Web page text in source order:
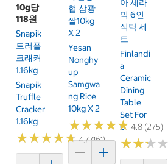
10g당
118원
Snapik
트러플
크래커
1.16kg
Snapik
Truffle
Cracker
1.16kg
★★★★★
★★★★★4.7 (161)
협 삼광
쌀10kg
X 2
Yesan
Nonghy
Up
Samgwa
Ng Rice
10kg X 2
★★★★★
★★★★★ 4.8 (275)
아 세라
믹 6인
식탁 세
트
Finlandi
A
Ceramic
Dining
Table
Set For
6
★★★★
★★★★